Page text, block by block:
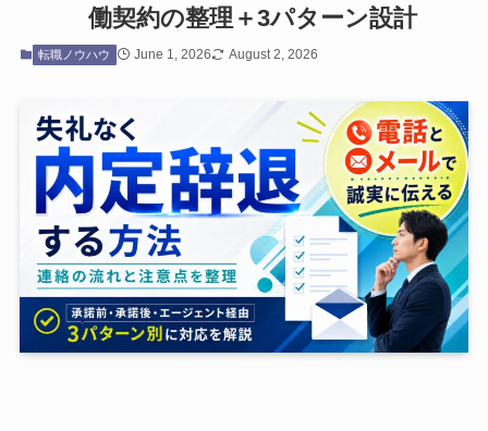
働契約の整理＋3パターン設計
転職ノウハウ June 1, 2026 August 2, 2026